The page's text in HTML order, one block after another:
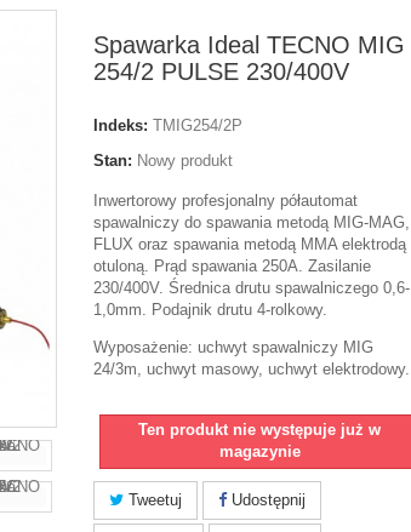
Spawarka Ideal TECNO MIG
254/2 PULSE 230/400V
Indeks: TMIG254/2P
Stan: Nowy produkt
Inwertorowy profesjonalny półautomat
spawalniczy do spawania metodą MIG-MAG,
FLUX oraz spawania metodą MMA elektrodą
otuloną. Prąd spawania 250A. Zasilanie
230/400V. Średnica drutu spawalniczego 0,6-
1,0mm. Podajnik drutu 4-rolkowy.
Wyposażenie: uchwyt spawalniczy MIG
24/3m, uchwyt masowy, uchwyt elektrodowy.
Ten produkt nie występuje już w
magazynie
Tweetuj Udostępnij